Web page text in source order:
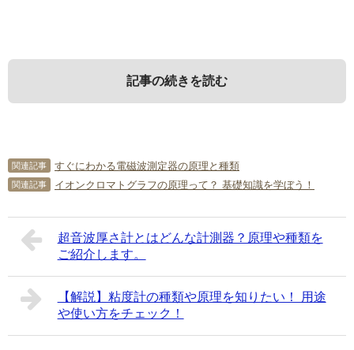
記事の続きを読む
1．光学顕微鏡とは？
する器具です。
単に「顕微鏡」というと、光学顕微鏡を指すことが多いで
しょう。
光学顕微鏡とは、可視光線（太陽光、顕微鏡）をレンズに
よって結像して対象物を観察します。
顕微鏡は大きく分けて、光を供給し、光を集め、明るさを
変えるという光学系の機能。
3．光学顕微鏡の種類は？
学校で使うような顕微鏡を単眼顕微鏡といいますが、それ
以外にもどのような種類があるのでしょうか？
3-1．明視野顕微鏡
光学顕微鏡の最も基本的なものです。
関連記事 すぐにわかる電磁波測定器の原理と種類
関連記事 イオンクロマトグラフの原理って？ 基礎知識を学ぼう！
超音波厚さ計とはどんな計測器？原理や種類を
ご紹介します。
【解説】粘度計の種類や原理を知りたい！ 用途
や使い方をチェック！